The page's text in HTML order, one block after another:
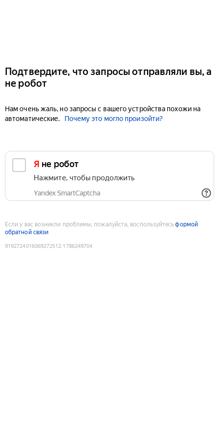
Подтвердите, что запросы отправляли вы, а
не робот
Нам очень жаль, но запросы с вашего устройства похожи на
автоматические.
Почему это могло произойти?
Я не робот
Нажмите, чтобы продолжить
Yandex SmartCaptcha
Если у вас возникли проблемы, пожалуйста, воспользуйтесьформой
обратной связи
9192724016069272512:1786249704